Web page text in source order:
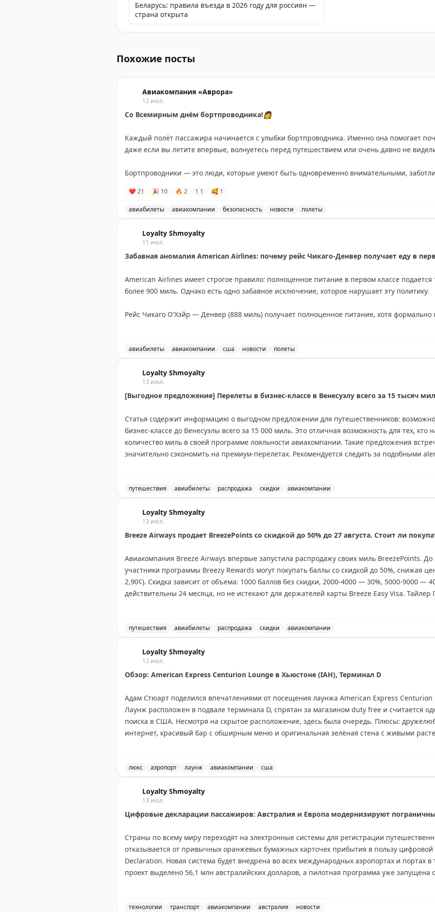
Беларусь: правила въезда в 2026 году для россиян —
страна открыта
Похожие посты
Авиакомпания «Аврора»
12 июл.
Со Всемирным днём бортпроводника!👩
Каждый полёт пассажира начинается с улыбки бортпроводника. Именно она помогает
даже если вы летите впервые, волнуетесь перед путешествием или очень давно не
Бортпроводники — это люди, которые умеют быть одновременно внимательными,
любой ситуации и сделать всё, чтобы путешествие прошло спокойно и безопасно.
⠀
За каждым рейсом стоят профессионализм, ответственность и огромная любовь к своему
бортпроводнику авиакомпании «Аврора» за искреннюю заботу о пассажирах, выдержку,
дарите даже на высоте нескольких тысяч метров.
⠀
возвращается к вам! С праздником!
❤ 21 🎉 10 🔥 2 1 1 🥰 1
авиабилеты авиакомпании безопасность новости полеты
Loyalty Shmoyalty
11 июл.
Забавная аномалия American Airlines: почему рейс Чикаго-Денвер получает еду в
American Airlines имеет строгое правило: полноценное питание в первом классе подается
более 900 миль. Однако есть одно забавное исключение, которое нарушает эту политику.
Рейс Чикаго О'Хэйр — Денвер (888 миль) получает полноценное питание, хотя формально
Оказывается, American Airlines до сих пор рассчитывает расстояние маршрута на
закрытый в 1995 году аэропорт. Авиакомпания так и не обновила свои системы расчета,
Денвер продолжает получать питание как исключение из общего правила.
Эта аномалия демонстрирует, как устаревшие данные могут оставаться в системах
Gary Leff|View from the Wing
авиабилеты авиакомпании сша новости полеты
Loyalty Shmoyalty
13 июл.
[Выгодное предложение] Перелеты в бизнес-классе в Венесуэлу всего за 15 тысяч
Статья содержит информацию о выгодном предложении для путешественников:
бизнес-классе до Венесуэлы всего за 15 000 миль. Это отличная возможность для тех, кто
количество миль в своей программе лояльности авиакомпании. Такие предложения
значительно сэкономить на премиум-перелетах. Рекомендуется следить за подобными
Juan Ruiz|Original
путешествия авиабилеты распродажа скидки авиакомпании
Loyalty Shmoyalty
13 июл.
Breeze Airways продает BreezePoints со скидкой до 50% до 27 августа. Стоит ли
Авиакомпания Breeze Airways впервые запустила распродажу своих миль BreezePoints. До
участники программы Breezy Rewards могут покупать баллы со скидкой до 50%, снижая
2,90¢). Скидка зависит от объема: 1000 баллов без скидки, 2000-4000 — 30%, 5000-9000 —
действительны 24 месяца, но не истекают для держателей карты Breeze Easy Visa. Тайлер
Tyler Glatt|Original
путешествия авиабилеты распродажа скидки авиакомпании
Loyalty Shmoyalty
13 июл.
Обзор: American Express Centurion Lounge в Хьюстоне (IAH), Терминал D
Адам Стюарт поделился впечатлениями от посещения лаунжа American Express Centurion
Лаунж расположен в подвале терминала D, спрятан за магазином duty free и считается
поиска в США. Несмотря на скрытое расположение, здесь была очередь. Плюсы:
интернет, красивый бар с обширным меню и оригинальная зелёная стена с живыми
Adam Stuart|Original
люкс аэропорт лаунж авиакомпании сша
Loyalty Shmoyalty
13 июл.
Цифровые декларации пассажиров: Австралия и Европа модернизируют
Страны по всему миру переходят на электронные системы для регистрации
отказывается от привычных оранжевых бумажных карточек прибытия в пользу
Declaration. Новая система будет внедрена во всех международных аэропортах и портах
проект выделено 56,1 млн австралийских долларов, а пилотная программа уже запущена
граждан не-ЕС снова отложена. Хотя официальный сайт указывает на запуск в конце
технологии транспорт авиакомпании австралия новости